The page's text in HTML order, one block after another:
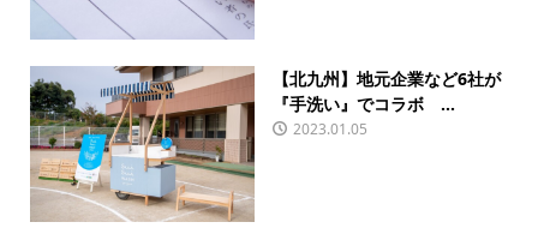
【北九州】地元企業など6社が
『手洗い』でコラボ ...
2023.01.05